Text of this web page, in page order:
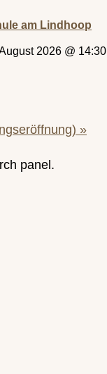
am Lindhoop
2026 @ 14:30
»
panel.